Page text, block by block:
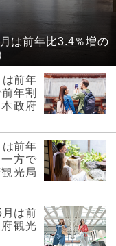
は前年比3.4％増の
は前年
年割
政府
は前年
方で
光局
月は前
観光